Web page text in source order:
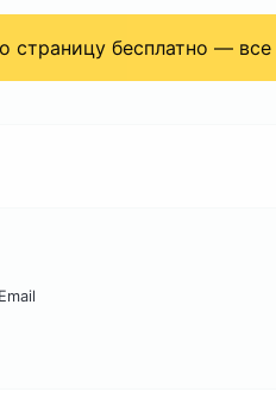
страницу бесплатно —